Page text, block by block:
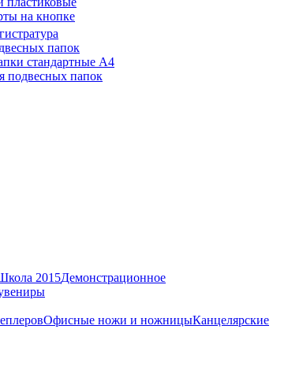
на кнопке
папок
стандартные А4
подвесных папок
2015Демонстрационное
Офисные ножи и ножницыКанцелярские